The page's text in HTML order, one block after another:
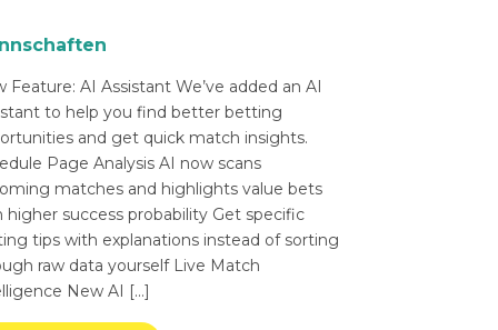
Feature: AI Assistant We’ve added an AI
to help you find better betting
and get quick match insights.
Page Analysis AI now scans
matches and highlights value bets
higher success probability Get specific
tips with explanations instead of sorting
raw data yourself Live Match
New AI […]